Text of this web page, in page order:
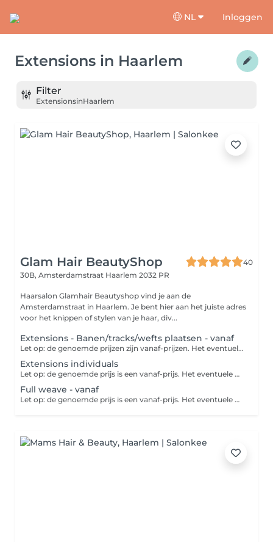
NL Inloggen
Extensions in Haarlem
Filter
ExtensionsinHaarlem
Glam Hair BeautyShop
40
30B, Amsterdamstraat Haarlem 2032 PR
Haarsalon Glamhair Beautyshop vind je aan de
Amsterdamstraat in Haarlem. Je bent hier aan het juiste adres
voor het knippen of stylen van je haar, div...
Extensions - Banen/tracks/wefts plaatsen - vanaf
Let op: de genoemde prijzen zijn vanaf-prijzen. Het eventuele prijsverschil wordt verrekend in de salon. *classic microring wefts *l.a weave wefts *ivisible wefts *braided wefts Deze behandeling is exclusief haar. Je kunt dit bij de salon aanschaffen of zelf meenemen. Alleen zelf meegenomen haar van kwaliteit wordt geplaatst. Dit is een extension systeem waar je door middel van banen extra haar, volume en verlenging kunt creëren in het eigen haar. De banen worden bevestigd door middel van de beste technieken, om beschadiging te voorkomen.
Extensions individuals
Let op: de genoemde prijs is een vanaf-prijs. Het eventuele prijsverschil wordt verrekend in de salon. Bij deze methode wordt er gebruik gemaakt van kleine ringetjes in de kleur van je haar. Vervolgens wordt een plukje van je eigen haar samen met een extension door het ringetje getrokken met een speciale naald. Daarna wordt het ringetje dicht bij de hoofdhuid dichtgeknepen.
Full weave - vanaf
Let op: de genoemde prijs is een vanaf-prijs. Het eventuele prijsverschil wordt verrekend in de salon. Hierbij wordt je eigen haar tegen je hoofdhuid ingevlochten. Vervolgens worden met naald en draad de strengen hieraan vastgemaakt.